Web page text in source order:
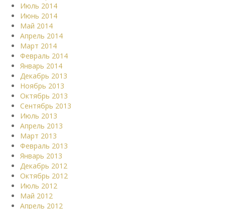
Июль 2014
Июнь 2014
Май 2014
Апрель 2014
Март 2014
Февраль 2014
Январь 2014
Декабрь 2013
Ноябрь 2013
Октябрь 2013
Сентябрь 2013
Июль 2013
Апрель 2013
Март 2013
Февраль 2013
Январь 2013
Декабрь 2012
Октябрь 2012
Июль 2012
Май 2012
Апрель 2012